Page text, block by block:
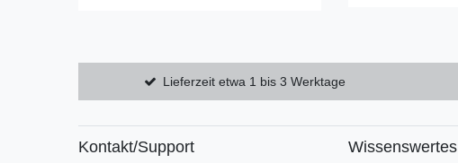
Lieferzeit etwa 1 bis 3 Werktage
Kontakt/Support Wissenswertes